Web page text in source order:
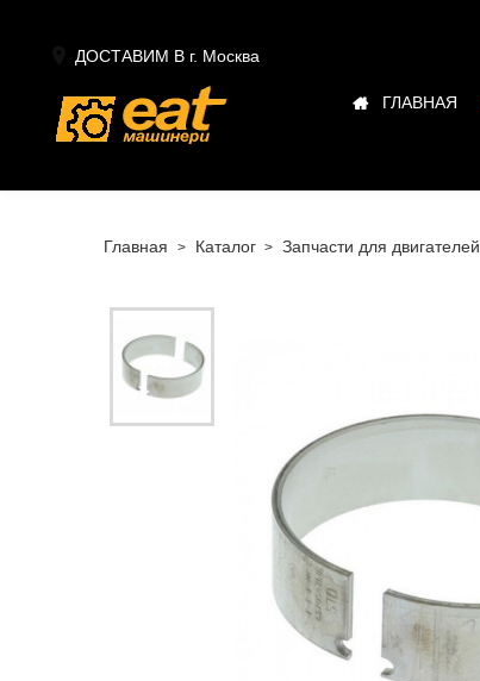
ДОСТАВИМ В г. Москва
ГЛАВНАЯ
Главная Каталог Запчасти для двигателей